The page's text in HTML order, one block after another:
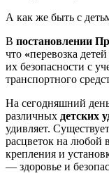
А как же быть с
В постановлении
что «перевозка
их безопасности с
транспортного
На сегодняшний
различных детских
удивляет.
расцветок на любой
крепления и
— здоровье и